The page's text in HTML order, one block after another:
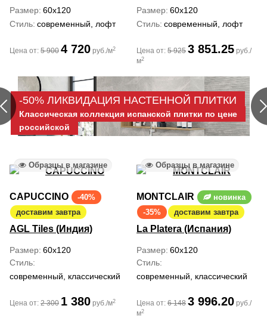
Размер 60x120
Стиль современный, лофт
Цена от: 5 900 4 720 руб./м2
Размер 60x120
Стиль современный, лофт
Цена от: 5 925 3 851.25 руб./
м2
-50% ЛИКВИДАЦИЯ НАСТЕННОЙ ПЛИТКИ
Классическая коллекция испанской плитки по цене
российской
Образцы в магазине
CAPUCCINO
-40%
доставим завтра
AGL Tiles (Индия)
Размер 60x120
Стиль
современный, классический
Цена от: 2 300 1 380 руб./м2
Образцы в магазине
MONTCLAIR
новинка
-35%
доставим завтра
La Platera (Испания)
Размер 60x120
Стиль
современный, классический
Цена от: 6 148 3 996.20 руб./
м2